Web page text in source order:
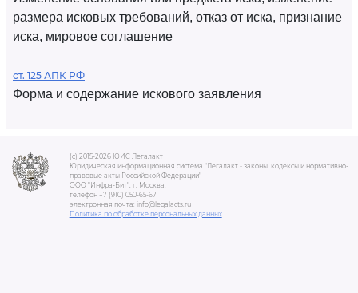
размера исковых требований, отказ от иска, признание
иска, мировое соглашение
ст. 125 АПК РФ
Форма и содержание искового заявления
(c) 2015-2026 ЮИС Легалакт
Юридическая информационная система "Легалакт - законы, кодексы и нормативно-
правовые акты Российской Федерации"
ООО "Инфра-Бит", г. Москва.
телефон +7 (910) 050-65-67
электронная почта: info@legalacts.ru
Политика по обработке персональных данных